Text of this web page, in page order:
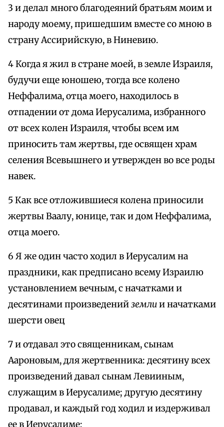
3 и делал много благодеяний братьям моим и
народу моему, пришедшим вместе со мною в
страну Ассирийскую, в Ниневию.
4 Когда я жил в стране моей, в земле Израиля,
будучи еще юношею, тогда все колено
Неффалима, отца моего, находилось в
отпадении от дома Иерусалима, избранного
от всех колен Израиля, чтобы всем им
приносить там жертвы, где освящен храм
селения Всевышнего и утвержден во все роды
навек.
5 Как все отложившиеся колена приносили
жертвы Ваалу, юнице, так и дом Неффалима,
отца моего.
6 Я же один часто ходил в Иерусалим на
праздники, как предписано всему Израилю
установлением вечным, с начатками и
десятинами произведенийземлии начатками
шерсти овец
7 и отдавал это священникам, сынам
Аароновым, для жертвенника: десятину всех
произведений давал сынам Левииным,
служащим в Иерусалиме; другую десятину
продавал, и каждый год ходил и издерживал
ее в Иерусалиме;